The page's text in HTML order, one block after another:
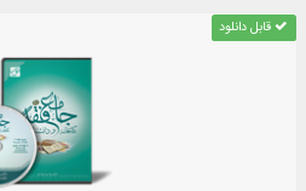
قابل دانلود